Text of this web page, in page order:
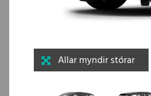
Allar myndir stórar